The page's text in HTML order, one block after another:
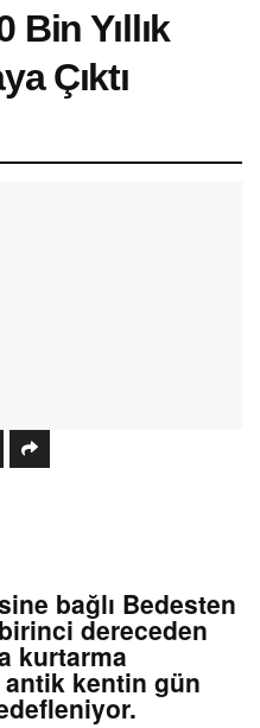
Bin Yıllık
Çıktı
bağlı Bedesten
dereceden
kurtarma
antik kentin gün